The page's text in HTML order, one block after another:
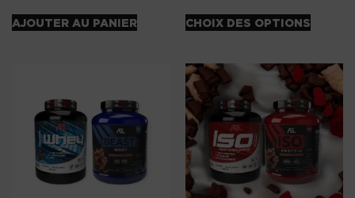
AJOUTER AU PANIER CHOIX DES OPTIONS